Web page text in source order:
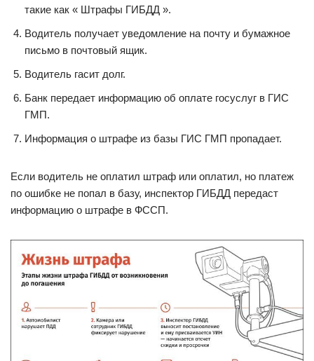
такие как « Штрафы ГИБДД ».
Водитель получает уведомление на почту и бумажное
письмо в почтовый ящик.
Водитель гасит долг.
Банк передает информацию об оплате госуслуг в ГИС
ГМП.
Информация о штрафе из базы ГИС ГМП пропадает.
Если водитель не оплатил штраф или оплатил, но платеж
по ошибке не попал в базу, инспектор ГИБДД передаст
информацию о штрафе в ФССП.